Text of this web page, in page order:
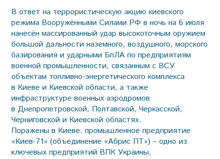
В ответ на террористическую акцию киевского
режима Вооружёнными Силами РФ в ночь на 6 июля
нанесён массированный удар высокоточным оружием
большой дальности наземного, воздушного, морского
базирования и ударными БпЛА по предприятиям
военной промышленности, связанным с ВСУ
объектам топливно-энергетического комплекса
в Киеве и Киевской области, а также
инфраструктуре военных аэродромов
в Днепропетровской, Полтавской, Черкасской,
Черниговской и Киевской областях.
Поражены в Киеве: промышленное предприятие
«Киев-71» (объединение «Абрис ПТ») – одно из
ключевых предприятий ВПК Украины,